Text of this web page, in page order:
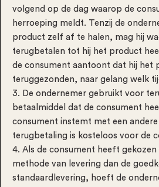
volgend op de dag waarop de
herroeping meldt. Tenzij de
product zelf af te halen, mag hij
terugbetalen tot hij het product
de consument aantoont dat hij het
teruggezonden, naar gelang welk
3. De ondernemer gebruikt voor
betaalmiddel dat de consument
consument instemt met een
terugbetaling is kosteloos voor de
4. Als de consument heeft gekozen
methode van levering dan de
standaardlevering, hoeft de